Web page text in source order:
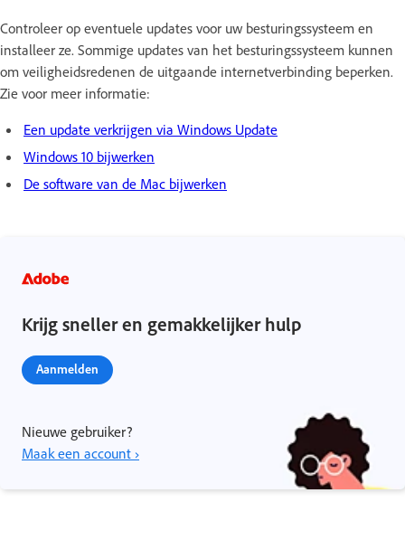
Controleer op eventuele updates voor uw besturingssysteem en
installeer ze. Sommige updates van het besturingssysteem kunnen
om veiligheidsredenen de uitgaande internetverbinding beperken.
Zie voor meer informatie:
Een update verkrijgen via Windows Update
Windows 10 bijwerken
De software van de Mac bijwerken
Krijg sneller en gemakkelijker hulp
Aanmelden
Nieuwe gebruiker?
Maak een account ›